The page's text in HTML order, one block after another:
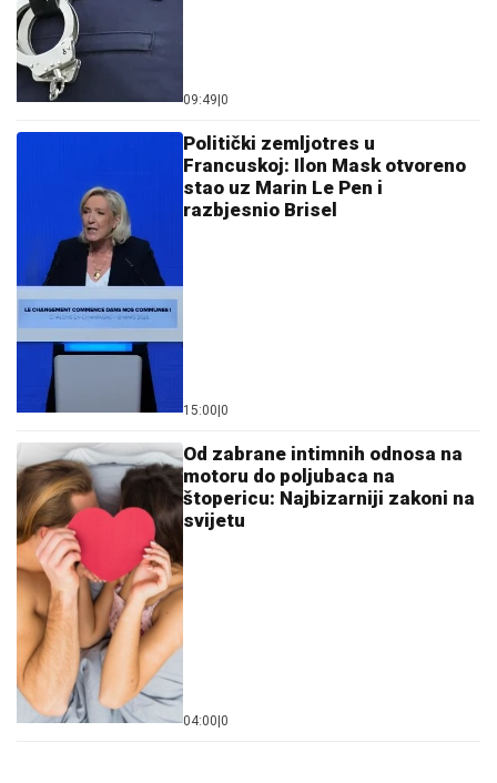
09:49 0
Politički zemljotres u
Francuskoj: Ilon Mask otvoreno
stao uz Marin Le Pen i
razbjesnio Brisel
15:00 0
Od zabrane intimnih odnosa na
motoru do poljubaca na
štopericu: Najbizarniji zakoni na
svijetu
04:00 0